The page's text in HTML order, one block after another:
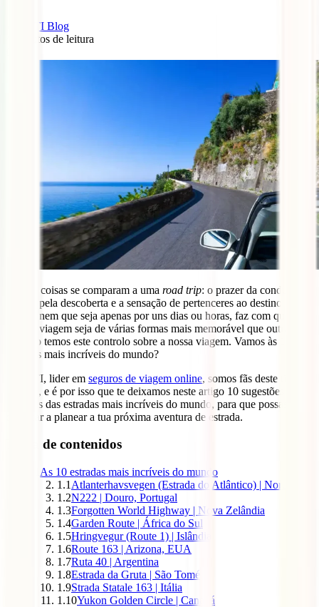
IATI Blog
minutos de leitura
Poucas coisas se comparam a uma road trip: o prazer da condução,
a ânsia pela descoberta e a sensação de pertenceres ao destino que
visitas, nem que seja apenas por uns dias ou horas, faz com que este
tipo de viagem seja de várias formas mais memorável que outras em
que não temos este controlo sobre a nossa viagem. Vamos às 10 das
estradas mais incríveis do mundo?
Na IATI, lider em seguros de viagem online, somos fãs deste tipo de
viagem, e é por isso que te deixamos neste artigo 10 sugestões de
algumas das estradas mais incríveis do mundo, para que possas
começar a planear a tua próxima aventura de estrada.
Tabla de contenidos
As 10 estradas mais incríveis do mundo
1.1 Atlanterhavsvegen (Estrada do Atlântico) | Noruega
1.2N222 | Douro, Portugal
1.3Forgotten World Highway | Nova Zelândia
1.4Garden Route | África do Sul
1.5Hringvegur (Route 1) | Islândia
1.6Route 163 | Arizona, EUA
1.7Ruta 40 | Argentina
1.8Estrada da Gruta | São Tomé
1.9Strada Statale 163 | Itália
1.10Yukon Golden Circle | Canadá